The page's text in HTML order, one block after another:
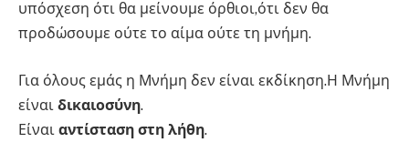
υπόσχεση ότι θα μείνουμε όρθιοι,ότι δεν θα
προδώσουμε ούτε το αίμα ούτε τη μνήμη.
Για όλους εμάς η Μνήμη δεν είναι εκδίκηση.Η Μνήμη
είναι δικαιοσύνη.
Είναι αντίσταση στη λήθη.